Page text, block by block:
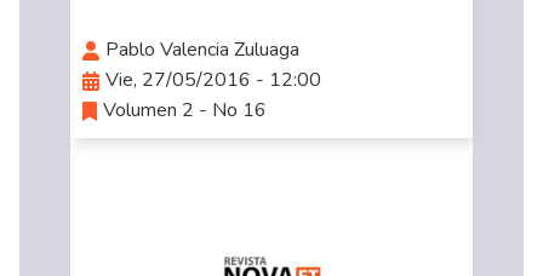
Pablo Valencia Zuluaga
Vie, 27/05/2016 - 12:00
Volumen 2 - No 16